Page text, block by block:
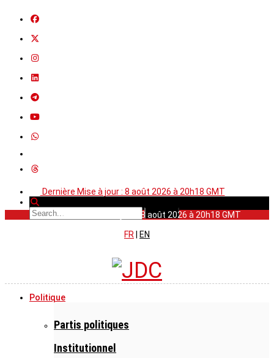
Dernière Mise à jour : 8 août 2026 à 20h18 GMT
Dernière Mise à jour : 8 août 2026 à 20h18 GMT
FR
EN
Politique
Partis politiques
Institutionnel